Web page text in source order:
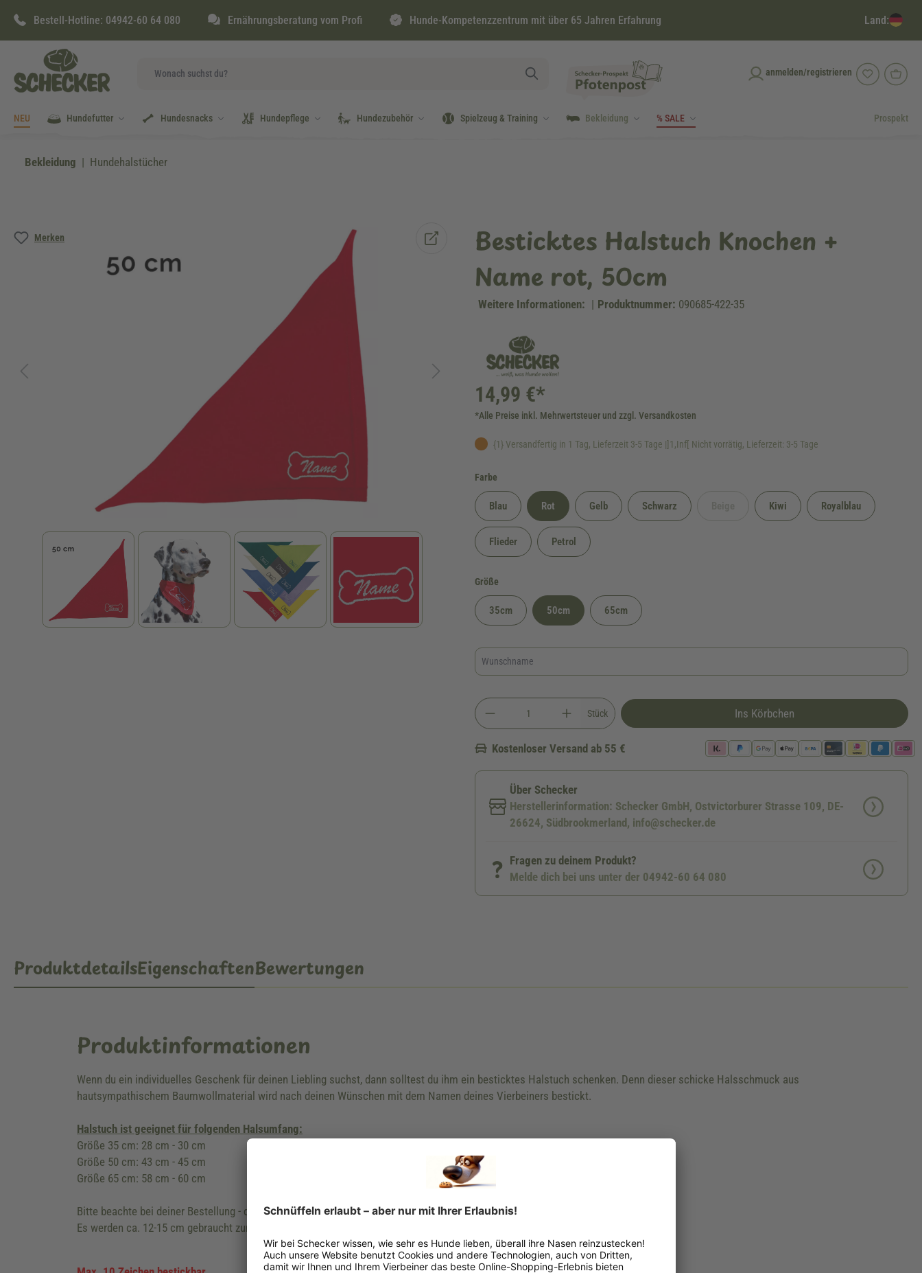
Zur Hauptnavigation springen
Bestell-Hotline: 04942-60 64 080 Ernährungsberatung vom Profi Hunde-Kompetenzzentrum mit über 65 Jahren Erfahrung Land:
anmelden/registrieren
NEU Hundefutter Hundesnacks Hundepflege Hundezubehör Spielzeug & Training Bekleidung % SALE Prospekt
Bekleidung Hundehalstücher
Merken
Bildergalerie überspringen
Besticktes Halstuch Knochen +
Name rot, 50cm
Weitere Informationen: | Produktnummer: 090685-422-35
14,99 €*
*Alle Preise inkl. Mehrwertsteuer und zzgl. Versandkosten
{1} Versandfertig in 1 Tag, Lieferzeit 3-5 Tage |]1,Inf[ Nicht vorrätig, Lieferzeit: 3-5 Tage
Farbe
Blau Rot Gelb Schwarz (Diese Option ist zurzeit nicht verfügbar.)
Kiwi Royalblau
Flieder Petrol
Größe
35cm 50cm 65cm
Stück Ins Körbchen
Kostenloser Versand ab 55 €
Über Schecker
Herstellerinformation: Schecker GmbH, Ostvictorburer Strasse 109, DE-
26624, Südbrookmerland, info@schecker.de
Fragen zu deinem Produkt?
Melde dich bei uns unter der 04942-60 64 080
ProduktdetailsEigenschaftenBewertungen
Produktinformationen
Wenn du ein individuelles Geschenk für deinen Liebling suchst, dann solltest du ihm ein besticktes Halstuch schenken. Denn dieser schicke Halsschmuck aus
hautsympathischem Baumwollmaterial wird nach deinen Wünschen mit dem Namen deines Vierbeiners bestickt.
Halstuch ist geeignet für folgenden Halsumfang:
Größe 35 cm: 28 cm - 30 cm
Größe 50 cm: 43 cm - 45 cm
Größe 65 cm: 58 cm - 60 cm
Bitte beachte bei deiner Bestellung - die Länge des Halsbandes ist nicht gleich Halsumfang.
Es werden ca. 12-15 cm gebraucht zum zusammenknoten.